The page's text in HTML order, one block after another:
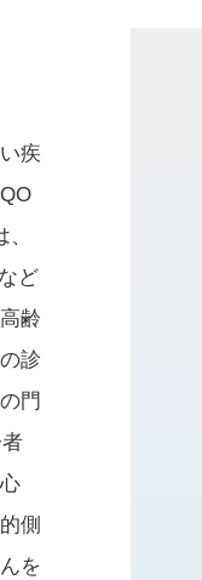
疾
ど
齢
診
門
側
を